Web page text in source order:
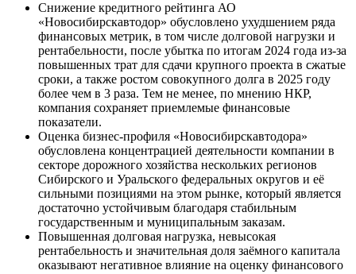
Снижение кредитного рейтинга АО
«Новосибирскавтодор» обусловлено ухудшением ряда
финансовых метрик, в том числе долговой нагрузки и
рентабельности, после убытка по итогам 2024 года из-за
повышенных трат для сдачи крупного проекта в сжатые
сроки, а также ростом совокупного долга в 2025 году
более чем в 3 раза. Тем не менее, по мнению НКР,
компания сохраняет приемлемые финансовые
показатели.
Оценка бизнес-профиля «Новосибирскавтодора»
обусловлена концентрацией деятельности компании в
секторе дорожного хозяйства нескольких регионов
Сибирского и Уральского федеральных округов и её
сильными позициями на этом рынке, который является
достаточно устойчивым благодаря стабильным
государственным и муниципальным заказам.
Повышенная долговая нагрузка, невысокая
рентабельность и значительная доля заёмного капитала
оказывают негативное влияние на оценку финансового